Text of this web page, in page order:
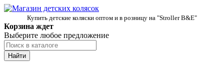
Купить детские коляски оптом и в розницу на "Stroller B&E"
Корзина ждет
Выберите любое предложение
Найти